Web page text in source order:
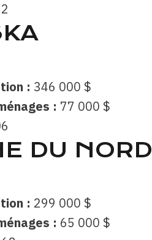
: 346 000 $
: 77 000 $
DU NORD
: 299 000 $
: 65 000 $